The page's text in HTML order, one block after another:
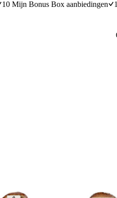
10 Mijn Bonus Box aanbiedingen